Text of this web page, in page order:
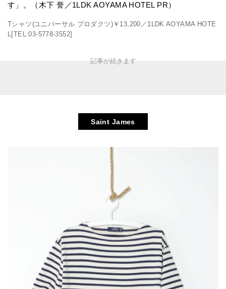
す」。（木下 誉／1LDK AOYAMA HOTEL PR）
Tシャツ(ユニバーサル プロダクツ)￥13,200／1LDK AOYAMA HOTE
L[TEL:03-5778-3552]
Saint James